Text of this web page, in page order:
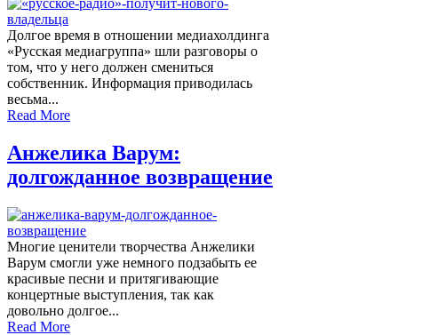
Долгое время в отношении медиахолдинга
«Русская медиагруппа» шли разговоры о
том, что у него должен смениться
собственник. Информация приводилась
весьма...
Read More
Анжелика Варум:
долгожданное возвращение
Многие ценители творчества Анжелики
Варум смогли уже немного подзабыть ее
красивые песни и притягивающие
концертные выступления, так как
довольно долгое...
Read More